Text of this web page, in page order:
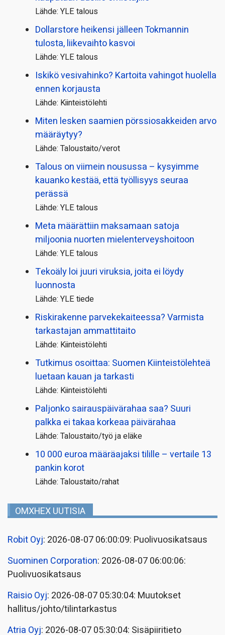
Lähde: YLE talous
Dollarstore heikensi jälleen Tokmannin
tulosta, liikevaihto kasvoi
Lähde: YLE talous
Iskikö vesivahinko? Kartoita vahingot huolella
ennen korjausta
Lähde: Kiinteistölehti
Miten lesken saamien pörssi­osakkeiden arvo
määräytyy?
Lähde: Taloustaito/verot
Talous on viimein nousussa – kysyimme
kauanko kestää, että työllisyys seuraa
perässä
Lähde: YLE talous
Meta määrättiin maksamaan satoja
miljoonia nuorten mielenterveyshoitoon
Lähde: YLE talous
Tekoäly loi juuri viruksia, joita ei löydy
luonnosta
Lähde: YLE tiede
Riskirakenne parvekekaiteessa? Varmista
tarkastajan ammattitaito
Lähde: Kiinteistölehti
Tutkimus osoittaa: Suomen Kiinteistölehteä
luetaan kauan ja tarkasti
Lähde: Kiinteistölehti
Paljonko sairauspäivä­rahaa saa? Suuri
palkka ei takaa korkeaa päivärahaa
Lähde: Taloustaito/työ ja eläke
10 000 euroa määräajaksi tilille – vertaile 13
pankin korot
Lähde: Taloustaito/rahat
OMXHEX UUTISIA
Robit Oyj: 2026-08-07 06:00:09: Puolivuosikatsaus
Suominen Corporation: 2026-08-07 06:00:06:
Puolivuosikatsaus
Raisio Oyj: 2026-08-07 05:30:04: Muutokset
hallitus/johto/tilintarkastus
Atria Oyj: 2026-08-07 05:30:04: Sisäpiiritieto